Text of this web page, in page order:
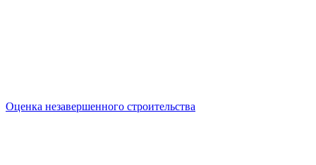
Оценка незавершенного строительства